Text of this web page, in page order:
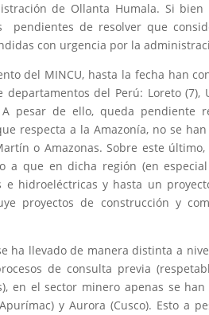
de Ollanta Humala. Si bien
pendientes de resolver que
con urgencia por la
del MINCU, hasta la fecha han
del Perú: Loreto (7),
pesar de ello, queda pendiente
respecta a la Amazonía, no se
o Amazonas. Sobre este
a que en dicha región (en
hidroeléctricas y hasta un
proyectos de construcción y
ha llevado de manera distinta a
de consulta previa
en el sector minero apenas se
y Aurora (Cusco). Esto a